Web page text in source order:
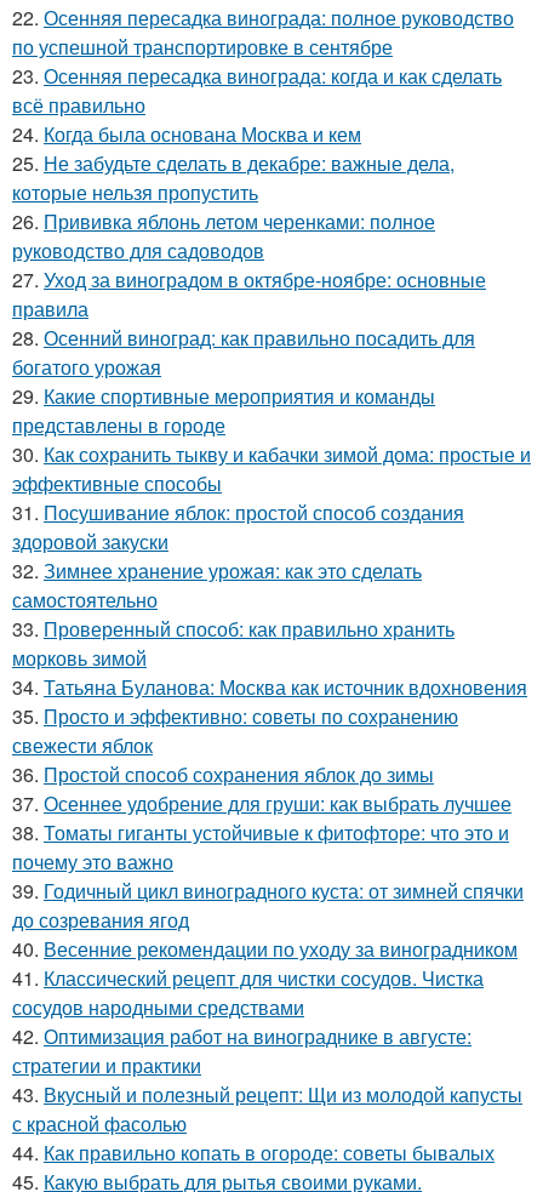
22. Осенняя пересадка винограда: полное руководство
по успешной транспортировке в сентябре
23. Осенняя пересадка винограда: когда и как сделать
всё правильно
24. Когда была основана Москва и кем
25. Не забудьте сделать в декабре: важные дела,
которые нельзя пропустить
26. Прививка яблонь летом черенками: полное
руководство для садоводов
27. Уход за виноградом в октябре-ноябре: основные
правила
28. Осенний виноград: как правильно посадить для
богатого урожая
29. Какие спортивные мероприятия и команды
представлены в городе
30. Как сохранить тыкву и кабачки зимой дома: простые и
эффективные способы
31. Посушивание яблок: простой способ создания
здоровой закуски
32. Зимнее хранение урожая: как это сделать
самостоятельно
33. Проверенный способ: как правильно хранить
морковь зимой
34. Татьяна Буланова: Москва как источник вдохновения
35. Просто и эффективно: советы по сохранению
свежести яблок
36. Простой способ сохранения яблок до зимы
37. Осеннее удобрение для груши: как выбрать лучшее
38. Томаты гиганты устойчивые к фитофторе: что это и
почему это важно
39. Годичный цикл виноградного куста: от зимней спячки
до созревания ягод
40. Весенние рекомендации по уходу за виноградником
41. Классический рецепт для чистки сосудов. Чистка
сосудов народными средствами
42. Оптимизация работ на винограднике в августе:
стратегии и практики
43. Вкусный и полезный рецепт: Щи из молодой капусты
с красной фасолью
44. Как правильно копать в огороде: советы бывалых
45. Какую выбрать для рытья своими руками.